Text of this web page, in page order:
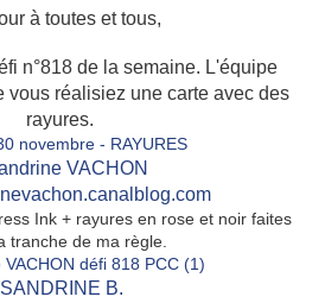
à toutes et tous,
n°818 de la semaine. L'équipe
vous réalisiez une carte avec des
rayures.
VACHON
Ink + rayures en rose et noir faites
tranche de ma règle.
SAN DRINE B.